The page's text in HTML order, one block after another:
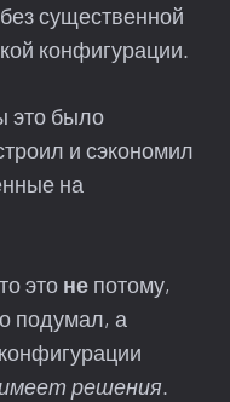
существенной
конфигурации.
это было
и сэкономил
на
это не потому,
подумал, а
решения.